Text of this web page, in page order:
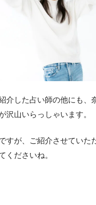
介した占い師の他にも、
沢山いらっしゃいます。
すが、ご紹介させていた
くださいね。